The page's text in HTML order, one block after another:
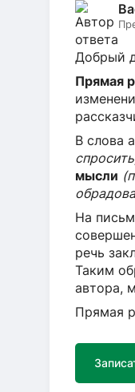
Добрый
Прямая
В слова
мысли
На
речь
Таким
автора,
Прямая